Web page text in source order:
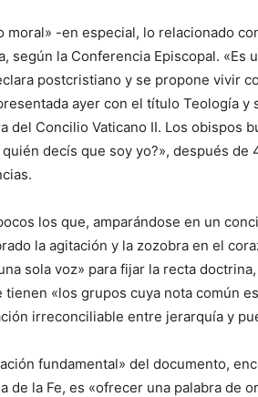
moral» -en especial, lo relacionado
según la Conferencia Episcopal.
postcristiano y se propone vivir
ayer con el título Teología y
del Concilio Vaticano II. Los obispos
decís que soy yo?», después de
los que, amparándose en un
la agitación y la zozobra en el
sola voz» para fijar la recta
tienen «los grupos cuya nota común
irreconciliable entre jerarquía y
fundamental» del documento,
de la Fe, es «ofrecer una palabra de